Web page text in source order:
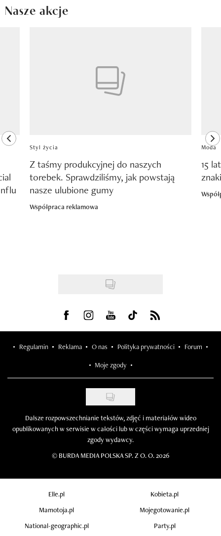
Nasze akcje
previous element
Styl życia
Z taśmy produkcyjnej do naszych
torebek. Sprawdziliśmy, jak powstają
nasze ulubione gumy
Współpraca reklamowa
Moda
15
Visit us on Facebook
Visit us on Instagram
Visit us on Youtube
Visit us on Tiktok
Visit us on Rss
Regulamin Reklama O nas Polityka prywatności Forum
Moje zgody
Dalsze rozpowszechnianie tekstów, zdjęć i materiałów wideo
opublikowanych w serwisie w całości lub w części wymaga uprzedniej
zgody wydawcy.
© BURDA MEDIA POLSKA SP. Z O. O. 2026
Elle.pl
Kobieta.pl
Mamotoja.pl
Mojegotowanie.pl
National-geographic.pl
Party.pl